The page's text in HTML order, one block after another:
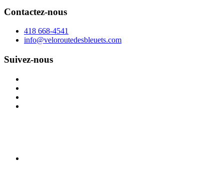
Contactez-nous
418 668-4541
info@veloroutedesbleuets.com
Suivez-nous